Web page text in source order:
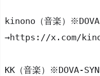
kinono（音楽）※DOVA-
→https://x.com/
KK（音楽）※DOVA-